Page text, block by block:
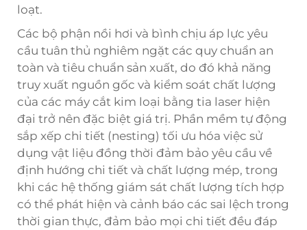
loạt.
Các bộ phận nồi hơi và bình chịu áp lực yêu
cầu tuân thủ nghiêm ngặt các quy chuẩn an
toàn và tiêu chuẩn sản xuất, do đó khả năng
truy xuất nguồn gốc và kiểm soát chất lượng
của các máy cắt kim loại bằng tia laser hiện
đại trở nên đặc biệt giá trị. Phần mềm tự động
sắp xếp chi tiết (nesting) tối ưu hóa việc sử
dụng vật liệu đồng thời đảm bảo yêu cầu về
định hướng chi tiết và chất lượng mép, trong
khi các hệ thống giám sát chất lượng tích hợp
có thể phát hiện và cảnh báo các sai lệch trong
thời gian thực, đảm bảo mọi chi tiết đều đáp